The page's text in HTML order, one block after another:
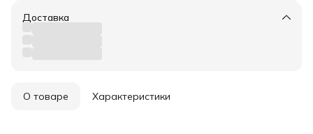
Доставка
О товаре Характеристики